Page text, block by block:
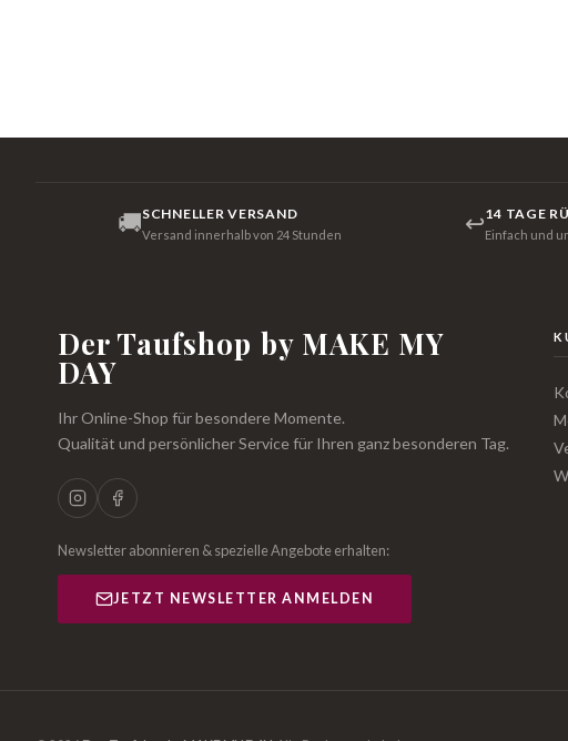
🚚SCHNELLER VERSAND
Versand innerhalb von 24 Stunden ↩14 TAGE
Einfach und
Der Taufshop by MAKE MY
DAY
Ihr Online-Shop für besondere Momente.
Qualität und persönlicher Service für Ihren ganz besonderen Tag.
Newsletter abonnieren & spezielle Angebote erhalten:
JETZT NEWSLETTER ANMELDEN